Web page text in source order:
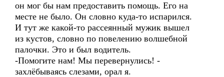
он мог бы нам предоставить помощь. Его на
месте не было. Он словно куда-то испарился.
И тут же какой-то рассеянный мужик вышел
из кустов, словно по повелению волшебной
палочки. Это и был водитель.
-Помогите нам! Мы перевернулись! -
захлёбываясь слезами, орал я.